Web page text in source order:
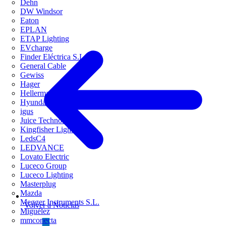
Dehn
DW Windsor
Eaton
EPLAN
ETAP Lighting
EVcharge
Finder Eléctrica S.L.U
General Cable
Gewiss
Hager
HellermannTyton
Hyundai Electric
igus
Juice Technology
Kingfisher Lighting
LedsC4
LEDVANCE
Lovato Electric
Luceco Group
Luceco Lighting
Masterplug
Mazda
Megger Instruments S.L.
Miguélez
mmconecta
Volver a Noticias